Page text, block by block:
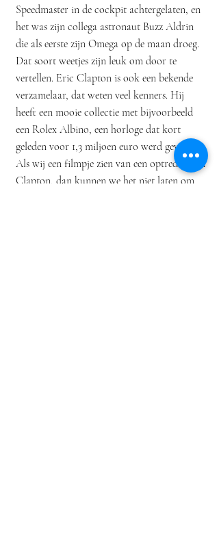
Speedmaster in de cockpit achtergelaten, en
het was zijn collega astronaut Buzz Aldrin
die als eerste zijn Omega op de maan droeg.
Dat soort weetjes zijn leuk om door te
vertellen. Eric Clapton is ook een bekende
verzamelaar, dat weten veel kenners. Hij
heeft een mooie collectie met bijvoorbeeld
een Rolex Albino, een horloge dat kort
geleden voor 1,3 miljoen euro werd geveild.
Als wij een filmpje zien van een optreden van
Clapton, dan kunnen we het niet laten om